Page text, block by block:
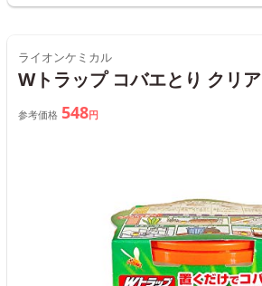
ライオンケミカル
Wトラップ コバエとり クリア
参考価格 548円